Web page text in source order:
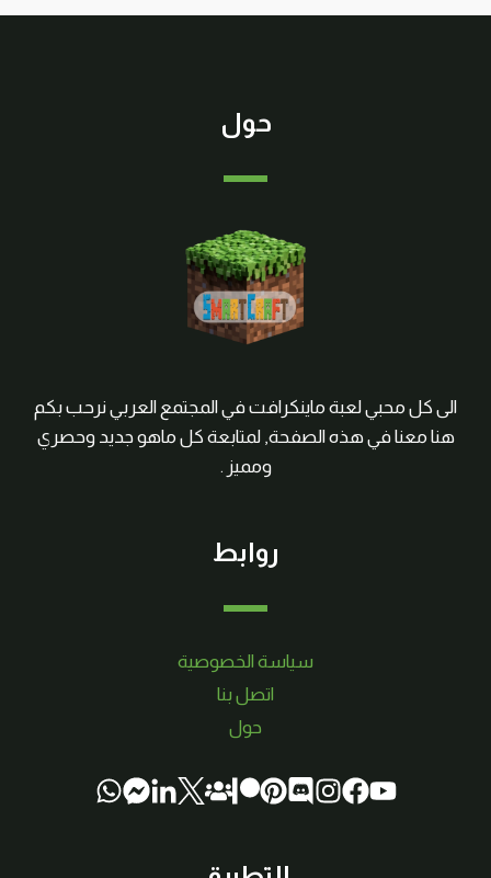
حول
الى كل محبي لعبة ماينكرافت في المجتمع العربي نرحب بكم
هنا معنا في هذه الصفحة, لمتابعة كل ماهو جديد وحصري
ومميز .
روابط
سياسة الخصوصية
اتصل بنا
حول